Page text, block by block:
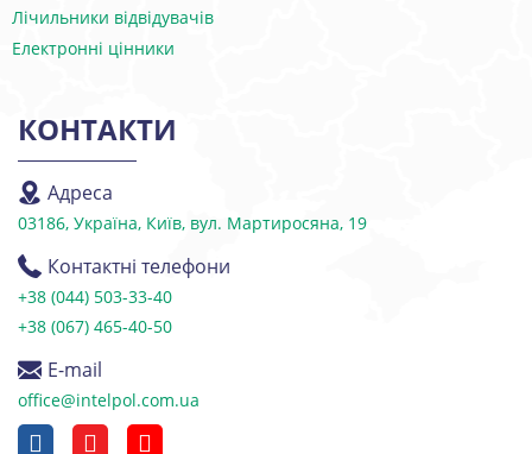
Лічильники відвідувачів
Електронні цінники
КОНТАКТИ
Адреса
03186, Україна, Київ, вул. Мартиросяна, 19
Контактні телефони
+38 (044) 503-33-40
+38 (067) 465-40-50
E-mail
office@intelpol.com.ua